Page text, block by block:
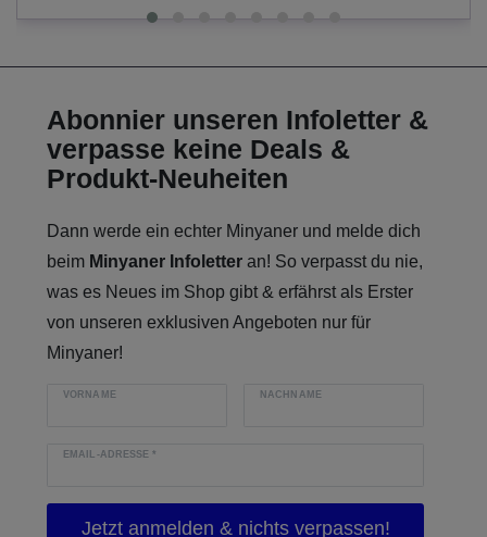
Abonnier unseren Infoletter &
verpasse keine Deals &
Produkt-Neuheiten
Dann werde ein echter Minyaner und melde dich
beim Minyaner Infoletter an! So verpasst du nie,
was es Neues im Shop gibt & erfährst als Erster
von unseren exklusiven Angeboten nur für
Minyaner!
VORNAME NACHNAME
EMAIL-ADRESSE*